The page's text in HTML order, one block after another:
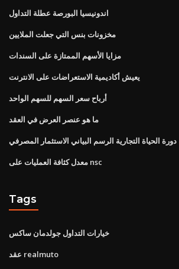
اندونيسيا البورصة عطلة التداول
مخزونات بنس التي جعلت الملايين
مزايا الأسهم الممتازة على السندات
يعيش أكاديمية الاستعراضات على الانترنت
أرباح سعر السهم للسهم الواحد
ما هو عنصر العرض في العقد
دورة الحياة التجارية الرسم البياني الاستثمار المصرفي
معدل كثافة العمليات على nsc
Tags
خيارات التداول جولدمان ساكس
عقد realmuto